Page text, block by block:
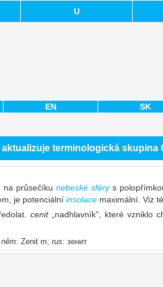
U
EN SK
terminologická
na průsečíku nebeské sférys
je potenciální insolace maximální. Viz
cenit
„nadhlavník“, které vzniklo
něm: Zenit m; rus: зенит